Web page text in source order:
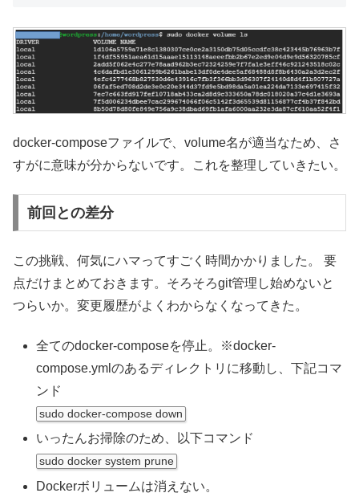
docker-composeファイルで、volume名が適当なため、さ
すがに意味が分からないです。これを整理していきたい。
前回との差分
この挑戦、何気にハマってすごく時間かかりました。 要
点だけまとめておきます。そろそろgit管理し始めないと
つらいか。変更履歴がよくわからなくなってきた。
全てのdocker-composeを停止。※docker-
compose.ymlのあるディレクトリに移動し、下記コマ
ンド
sudo docker-compose down
いったんお掃除のため、以下コマンド
sudo docker system prune
Dockerボリュームは消えない。